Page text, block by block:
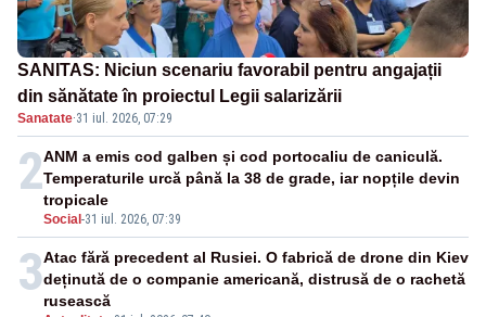
SANITAS: Niciun scenariu favorabil pentru angajații
din sănătate în proiectul Legii salarizării
Sanatate·31 iul. 2026, 07:29
2
Social -31 iul. 2026, 07:39
ANM a emis cod galben și cod portocaliu de caniculă.
Temperaturile urcă până la 38 de grade, iar nopțile devin
tropicale
3Atac fără precedent al Rusiei. O fabrică de drone din Kiev
deținută de o companie americană, distrusă de o rachetă
rusească